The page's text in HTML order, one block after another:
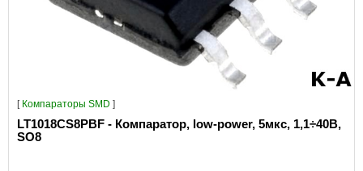
[ Компараторы SMD ]
LT1018CS8PBF - Компаратор, low-power, 5мкс, 1,1÷40В,
SO8